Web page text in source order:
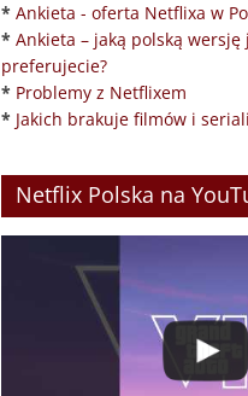
* Ankieta - oferta Netflixa w
* Ankieta – jaką polską wersję
preferujecie?
* Problemy z Netflixem
* Jakich brakuje filmów i
Netflix Polska na